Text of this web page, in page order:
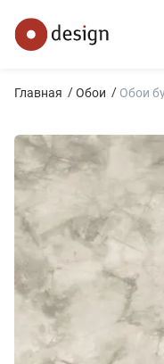
Главная Обои Обои